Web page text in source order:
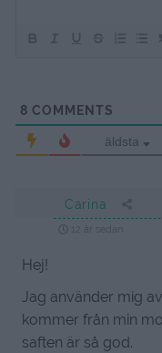
8 COMMENTS
äldsta
Carina
12 år sedan
Hej!
Jag använder mig
kommer från min
saften är så god.